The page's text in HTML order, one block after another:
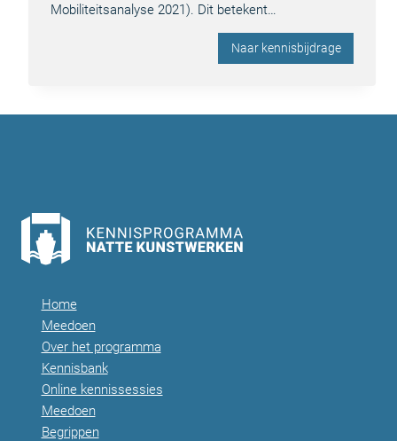
Mobiliteitsanalyse 2021). Dit betekent…
Naar kennisbijdrage
Home
Meedoen
Over het programma
Kennisbank
Online kennissessies
Meedoen
Begrippen